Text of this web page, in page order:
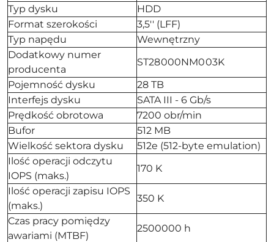
Typ dysku
HDD
Format szerokości
3,5'' (LFF)
Typ napędu
Wewnętrzny
Dodatkowy numer
producenta
ST28000NM003K
Pojemność dysku
28 TB
Interfejs dysku
SATA III - 6 Gb/s
Prędkość obrotowa
7200 obr/min
Bufor
512 MB
Wielkość sektora dysku
512e (512-byte emulation)
Ilość operacji odczytu
IOPS (maks.)
170 K
Ilość operacji zapisu IOPS
(maks.)
350 K
Czas pracy pomiędzy
awariami (MTBF)
2500000 h